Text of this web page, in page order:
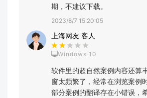
期，不建议下载。
2023/8/7 15:20:05
上海网友 客人
Windows 10
软件里的超自然案例内容还算
窗太频繁了，经常在浏览案例
部分案例的翻译存在小错误，